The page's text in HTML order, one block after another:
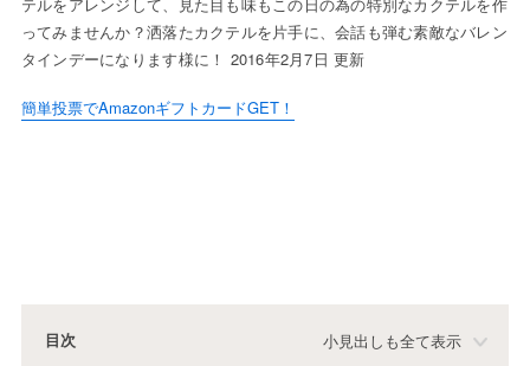
テルをアレンジして、見た目も味もこの日の為の特別なカクテルを作
ってみませんか？洒落たカクテルを片手に、会話も弾む素敵なバレン
タインデーになります様に！ 2016年2月7日 更新
簡単投票でAmazonギフトカードGET！
目次 小見出しも全て表示